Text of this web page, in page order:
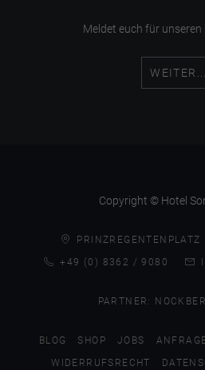
Meldet euch für unseren
WEITER...
Copyright © Hotel
+49 (0) 8362 / 9080
PARTNER:
BLOG SHOP JOBS
WIDERRUFSRECHT